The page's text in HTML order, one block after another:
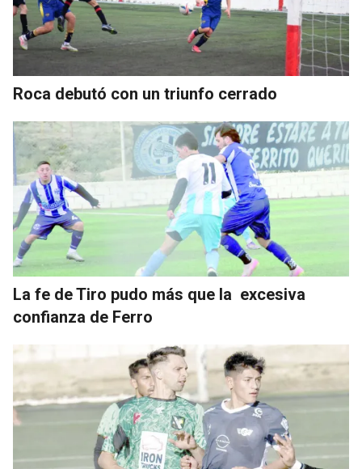
Roca debutó con un triunfo cerrado
La fe de Tiro pudo más que la excesiva
confianza de Ferro